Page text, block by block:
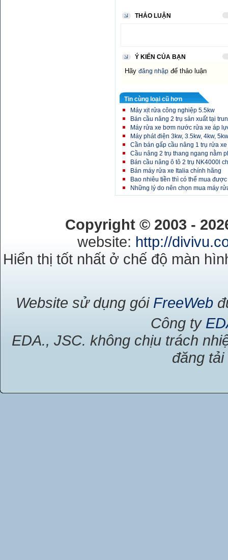
THẢO LUẬN
Ý KIẾN CỦA BẠN
Hãy đăng nhập để thảo luận
Tin cùng loại cũ hơn
Máy xịt rửa công nghiệp 5.5kw
Bán cầu nâng 2 trụ sản xuất tại
Máy rửa xe bơm nước rửa xe áp
Máy phát điện 3kw, 3.5kw, 4kw,
Cần bán gấp cầu nâng 1 trụ rửa
Cầu nâng 2 trụ thang ngang nằm
Bán cầu nâng ô tô 2 trụ NK4000l
Bán máy rửa xe Italia chính hãng
Bao nhiêu tiền thì có thể mua
Những lý do nên chọn mua máy
Copyright © 2003 -
website: http://
Hiển thị tốt nhất ở chế độ màn
Website sử dụng gói FreeWeb
Công ty
EDA., JSC. không chịu trách
đăng